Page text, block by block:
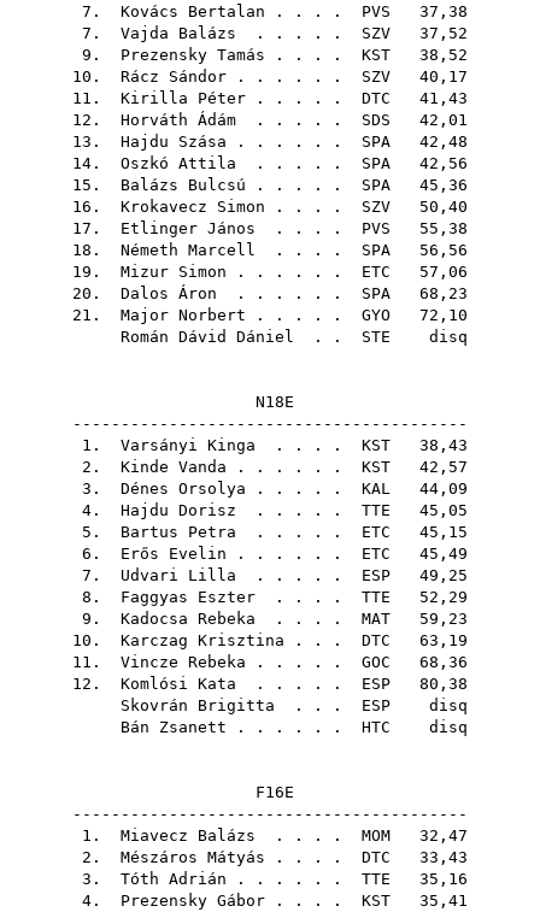
7. Kovács Bertalan . . . . PVS 37,38
7. Vajda Balázs . . . . . SZV 37,52
9. Prezensky Tamás . . . . KST 38,52
10. Rácz Sándor . . . . . . SZV 40,17
11. Kirilla Péter . . . . . DTC 41,43
12. Horváth Ádám . . . . . SDS 42,01
13. Hajdu Szása . . . . . . SPA 42,48
14. Oszkó Attila . . . . . SPA 42,56
15. Balázs Bulcsú . . . . . SPA 45,36
16. Krokavecz Simon . . . . SZV 50,40
17. Etlinger János . . . . PVS 55,38
18. Németh Marcell . . . . SPA 56,56
19. Mizur Simon . . . . . . ETC 57,06
20. Dalos Áron . . . . . . SPA 68,23
21. Major Norbert . . . . . GYO 72,10
Román Dávid Dániel . . STE disq
N18E
-----------------------------------------
1. Varsányi Kinga . . . . KST 38,43
2. Kinde Vanda . . . . . . KST 42,57
3. Dénes Orsolya . . . . . KAL 44,09
4. Hajdu Dorisz . . . . . TTE 45,05
5. Bartus Petra . . . . . ETC 45,15
6. Erős Evelin . . . . . . ETC 45,49
7. Udvari Lilla . . . . . ESP 49,25
8. Faggyas Eszter . . . . TTE 52,29
9. Kadocsa Rebeka . . . . MAT 59,23
10. Karczag Krisztina . . . DTC 63,19
11. Vincze Rebeka . . . . . GOC 68,36
12. Komlósi Kata . . . . . ESP 80,38
Skovrán Brigitta . . . ESP disq
Bán Zsanett . . . . . . HTC disq
F16E
-----------------------------------------
1. Miavecz Balázs . . . . MOM 32,47
2. Mészáros Mátyás . . . . DTC 33,43
3. Tóth Adrián . . . . . . TTE 35,16
4. Prezensky Gábor . . . . KST 35,41